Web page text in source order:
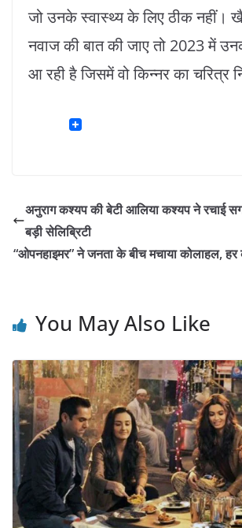
जो उनके स्वास्थ्य के लिए ठीक नहीं।
नवाज की बात की जाए तो 2023 में
आ रही है जिसमें वो किन्नर का चरित्र
अनुराग कश्यप की बेटी आलिया कश्यप ने रचाई
बड़ी सेलिब्रिटी
“ओपनहाइमर” ने जनता के बीच मचाया कोलाहल,
You May Also Like